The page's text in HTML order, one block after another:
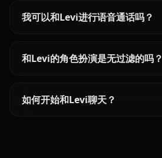
我可以和Levi进行语音通话吗？
和Levi的角色扮演是无过滤的吗？
如何开始和Levi聊天？